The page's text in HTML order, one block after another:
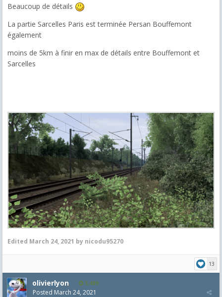
Beaucoup de détails
La partie Sarcelles Paris est terminée Persan Bouffemont
également
moins de 5km à finir en max de détails entre Bouffemont et
Sarcelles
Edited March 24, 2021 by nicodu95270
13
olivierlyon 3,489
Posted March 24, 2021